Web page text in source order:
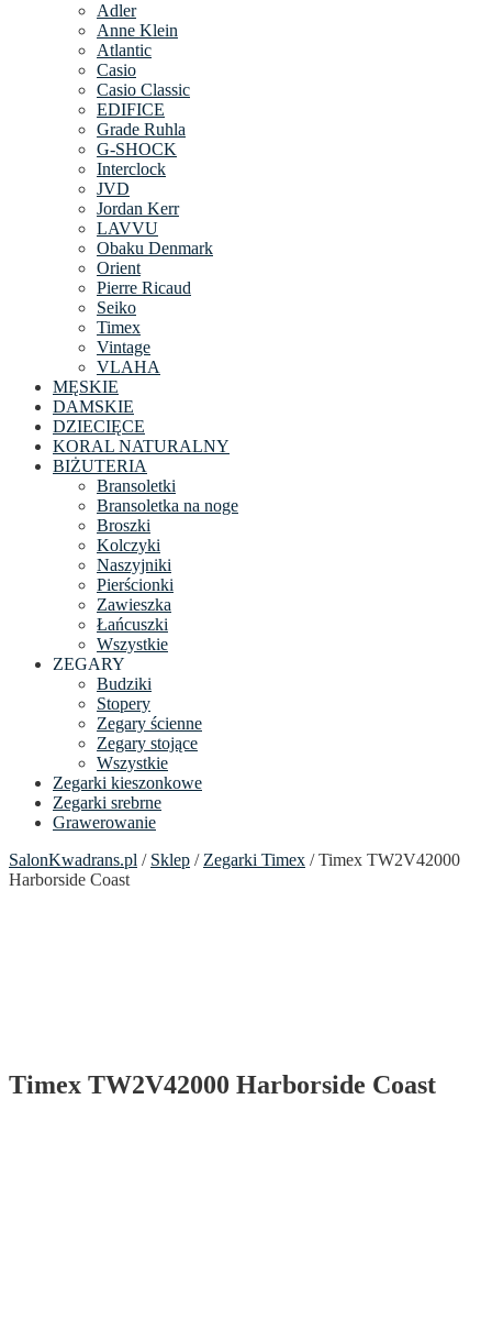
Adler
Anne Klein
Atlantic
Casio
Casio Classic
EDIFICE
Grade Ruhla
G-SHOCK
Interclock
JVD
Jordan Kerr
LAVVU
Obaku Denmark
Orient
Pierre Ricaud
Seiko
Timex
Vintage
VLAHA
MĘSKIE
DAMSKIE
DZIECIĘCE
KORAL NATURALNY
BIŻUTERIA
Bransoletki
Bransoletka na noge
Broszki
Kolczyki
Naszyjniki
Pierścionki
Zawieszka
Łańcuszki
Wszystkie
ZEGARY
Budziki
Stopery
Zegary ścienne
Zegary stojące
Wszystkie
Zegarki kieszonkowe
Zegarki srebrne
Grawerowanie
SalonKwadrans.pl / Sklep / Zegarki Timex / Timex TW2V42000
Harborside Coast
Timex TW2V42000 Harborside Coast